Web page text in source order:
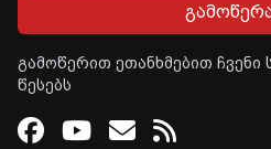
გამოწერით ეთანხმებით ჩვენი
წესებს
Facebook
Youtube
Email
RSS